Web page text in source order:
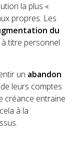
la plus «
propres. Les
du
titre personnel
un abandon
leurs comptes
créance entraine
à la